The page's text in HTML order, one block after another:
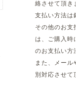
絡させて頂き
支払い方法は
その他のお支
は、ご購入時
のお支払い方
また、メー
別対応させて